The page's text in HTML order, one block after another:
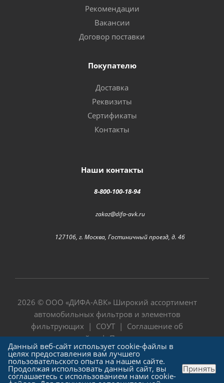
Рекомендации
Вакансии
Договор поставки
Покупателю
Доставка
Реквизиты
Сертификаты
Контакты
Наши контакты
8-800-100-18-94
zakaz@difa-avk.ru
127106, г. Москва, Гостиничный проезд, д. 4б
2026 © ООО «ДИФА-АВК» Широкий ассортимент
автомобильных фильтров и элементов
фильтрующих | СОУТ | Соглашение об
использовании сайта|Политика в отношении
обработки персональных данных
Данный веб-сайт использует cookie-файлы в
целях предоставления вам лучшего
пользовательского опыта на нашем сайте.
Продолжая использовать данный сайт, вы
соглашаетесь с использованием нами cookie-
Принять